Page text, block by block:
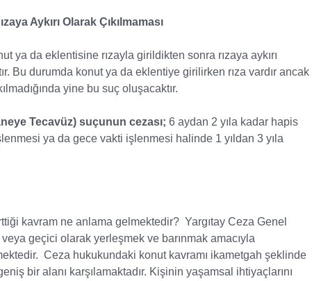
Aykırı Olarak Çıkılmaması
ya da eklentisine rızayla girildikten sonra rızaya aykırı
Bu durumda konut ya da eklentiye girilirken rıza vardır ancak
yine bu suç oluşacaktır.
Tecavüz) suçunun cezası; 6 aydan 2 yıla kadar hapis
ya da gece vakti işlenmesi halinde 1 yıldan 3 yıla
ne anlama gelmektedir? Yargıtay Ceza Genel
geçici olarak yerleşmek ve barınmak amacıyla
Ceza hukukundaki konut kavramı ikametgah şeklinde
bir alanı karşılamaktadır. Kişinin yaşamsal ihtiyaçlarını